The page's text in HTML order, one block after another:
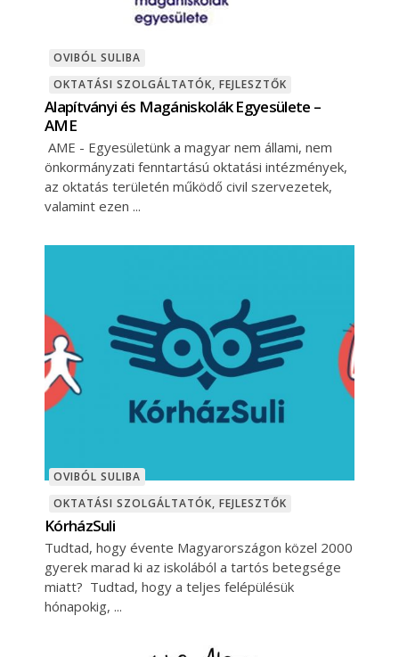
OVIBÓL SULIBA
OKTATÁSI SZOLGÁLTATÓK, FEJLESZTŐK
Alapítványi és Magániskolák Egyesülete –
AME
AME - Egyesületünk a magyar nem állami, nem
önkormányzati fenntartású oktatási intézmények,
az oktatás területén működő civil szervezetek,
valamint ezen
OVIBÓL SULIBA
OKTATÁSI SZOLGÁLTATÓK, FEJLESZTŐK
KórházSuli
Tudtad, hogy évente Magyarországon közel 2000
gyerek marad ki az iskolából a tartós betegsége
miatt? Tudtad, hogy a teljes felépülésük
hónapokig,